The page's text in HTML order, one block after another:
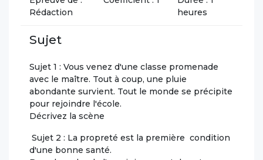
Rédaction
heures
Sujet
Sujet 1 : Vous venez d'une classe promenade
avec le maître. Tout à coup, une pluie
abondante survient. Tout le monde se précipite
pour rejoindre l'école.
Décrivez la scène
Sujet 2 : La propreté est la première condition
d'une bonne santé.